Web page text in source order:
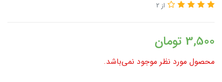
از 2
3,500 تومان
محصول مورد نظر موجود نمی‌باشد.